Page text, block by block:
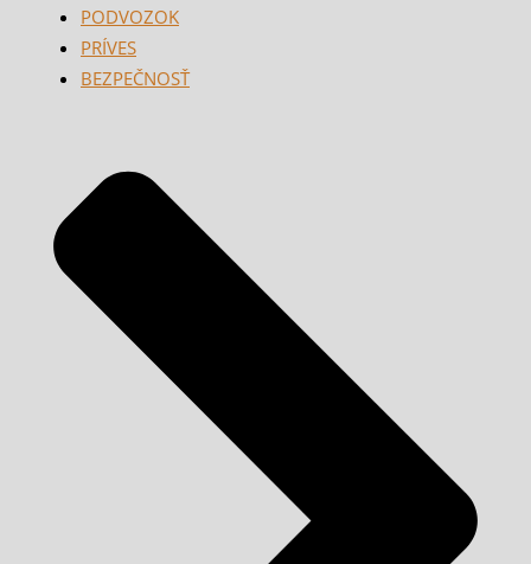
PODVOZOK
PRÍVES
BEZPEČNOSŤ